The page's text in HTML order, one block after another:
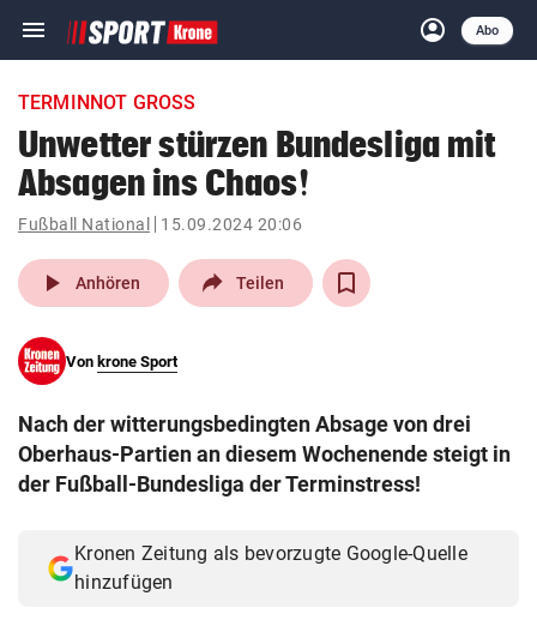
menu Navigation
ein-/ausklappen
account_circle
Anmelden
Abo
close Schließen
account_circle Anmelden
pin_drop
Wien arrow_right
search
eingeben
© Krone Multimedia GmbH & Co KG 2026
Muthgasse 2, 1190 Wien
TERMINNOT GROSS
Unwetter stürzen Bundesliga mit
Absagen ins Chaos!
Fußball National 15.09.2024 20:06
play_arrow Anhören Teilen
Von krone Sport
Nach der witterungsbedingten Absage von drei
Oberhaus-Partien an diesem Wochenende steigt in
der Fußball-Bundesliga der Terminstress!
Kronen Zeitung als bevorzugte Google-Quelle
hinzufügen